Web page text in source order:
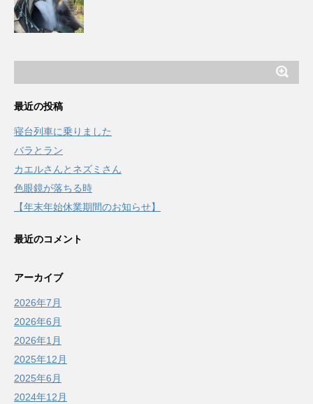
最近の投稿
寝台列車に乗りました
バラとラン
カエルさんとネズミさん
色眼鏡が落ちる時
【年末年始休業期間のお知らせ】
最近のコメント
アーカイブ
2026年7月
2026年6月
2026年1月
2025年12月
2025年6月
2024年12月